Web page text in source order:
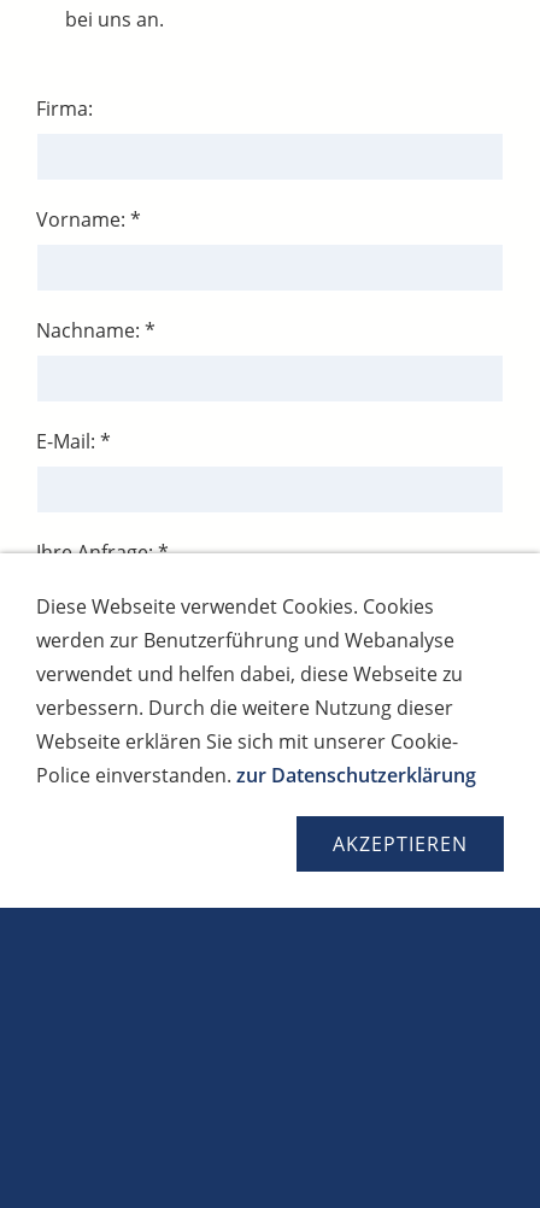
bei uns an.
Firma:
Vorname: *
Nachname: *
E-Mail: *
Ihre Anfrage: *
Sicherheitscode:
Sicherheitscode wiederholen: *
Diese Webseite verwendet Cookies. Cookies
werden zur Benutzerführung und Webanalyse
verwendet und helfen dabei, diese Webseite zu
verbessern. Durch die weitere Nutzung dieser
Webseite erklären Sie sich mit unserer Cookie-
Police einverstanden. zur Datenschutzerklärung
AKZEPTIEREN